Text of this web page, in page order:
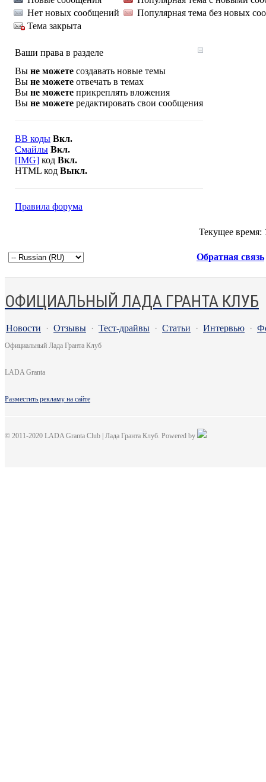
Нет новых сообщений
Популярная тема без новых
Тема закрыта
Ваши права в разделе
Вы не можете создавать новые темы
Вы не можете отвечать в темах
Вы не можете прикреплять вложения
Вы не можете редактировать свои сообщения
BB коды Вкл.
Смайлы Вкл.
[IMG] код Вкл.
HTML код Выкл.
Правила форума
Текущее время:
Обратная связь
ОФИЦИАЛЬНЫЙ ЛАДА ГРАНТА КЛУБ
Новости · Отзывы · Тест-драйвы · Статьи · Интервью ·
Официальный Лада Гранта Клуб
LADA Granta
Разместить рекламу на сайте
© 2011-2020 LADA Granta Club | Лада Гранта Клуб. Powered by